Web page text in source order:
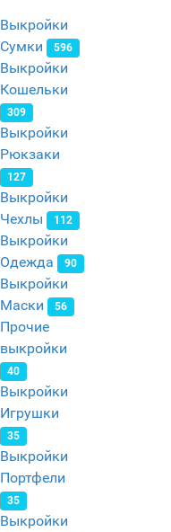
Выкройки
Сумки
596
Выкройки
Кошельки
309
Выкройки
Рюкзаки
127
Выкройки
Чехлы
112
Выкройки
Одежда
90
Выкройки
Маски
56
Прочие
выкройки
40
Выкройки
Игрушки
35
Выкройки
Портфели
35
Выкройки